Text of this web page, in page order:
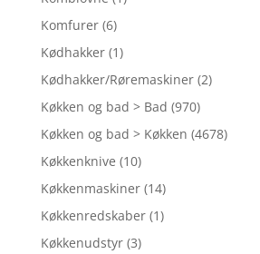
Komfurer (6)
Kødhakker (1)
Kødhakker/Røremaskiner (2)
Køkken og bad > Bad (970)
Køkken og bad > Køkken (4678)
Køkkenknive (10)
Køkkenmaskiner (14)
Køkkenredskaber (1)
Køkkenudstyr (3)